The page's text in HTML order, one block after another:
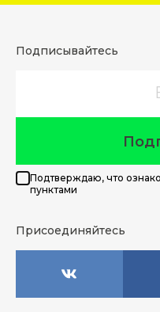
Подписывайтесь
Подтверждаю, что
пунктами
Присоединяйтесь